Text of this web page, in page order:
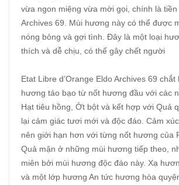
vừa ngon miệng vừa mời gọi, chính là
Archives 69. Mùi hương này có thể được
nóng bỏng và gợi tình. Đây là một loại
thích và dễ chịu, có thể gây chết người
Etat Libre d’Orange Eldo Archives 69 chắt
hương táo bạo từ nốt hương đầu với các
Hạt tiêu hồng, Ớt bột và kết hợp với Quả
lại cảm giác tươi mới và độc đáo. Cảm
nên giới hạn hơn với từng nốt hương của
Quả mận ở những mùi hương tiếp theo,
miên bởi mùi hương độc đáo này. Xạ
và một lớp hương An tức hương hòa